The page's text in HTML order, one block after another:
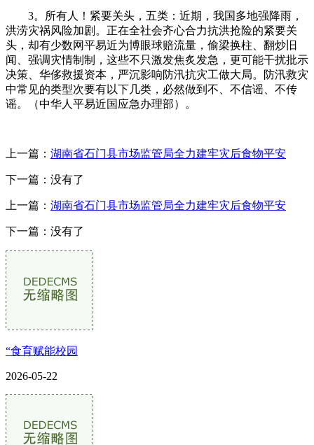
3。所有人！紧要关头，五类：近期，我国多地强降雨，
洪涝灾祸风险加剧。正在全社会齐心合力抗洪抢险的紧要关
头，却有少数网平易近为博眼球赔流量，偷梁换柱、翻炒旧
闻、强调灾情制制，这些不只激发焦炙发急，更可能干扰批示
决策、华侈救援资本，严沉影响防汛抗灾工做大局。防汛救灾
中常见的类型次要有以下几类，必然做到不、不信谣、不传
谣。（中华人平易近国应急办理部）。
上一篇： 湖南省石门县市场监管局全力建牢灾后食物平安
下一篇：没有了
上一篇： 湖南省石门县市场监管局全力建牢灾后食物平安
下一篇：没有了
“食育赋能校园
2026-05-22